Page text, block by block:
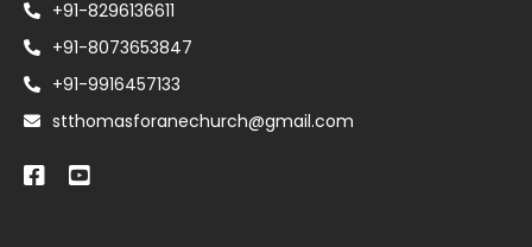
+91-8296136611
+91-8073653847
+91-9916457133
stthomasforanechurch@gmail.com